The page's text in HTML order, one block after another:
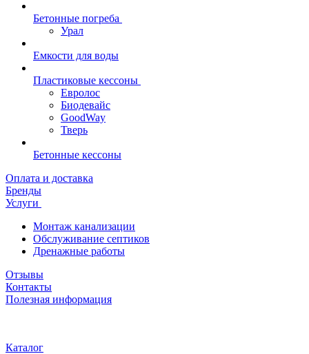
Бетонные погреба
Урал
Емкости для воды
Пластиковые кессоны
Евролос
Биодевайс
GoodWay
Тверь
Бетонные кессоны
Оплата и доставка
Бренды
Услуги
Монтаж канализации
Обслуживание септиков
Дренажные работы
Отзывы
Контакты
Полезная информация
Каталог